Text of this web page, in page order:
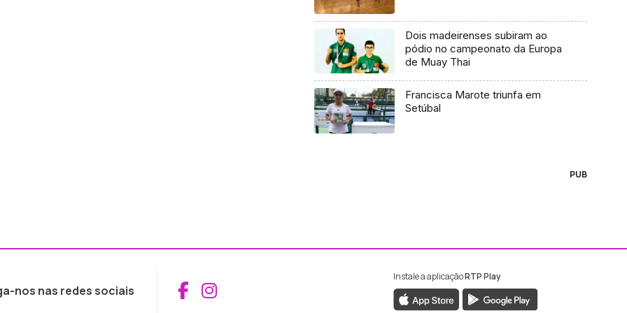
Dois madeirenses subiram ao
pódio no campeonato da Europa
de Muay Thai
Francisca Marote triunfa em
Setúbal
PUB
nos nas redes sociais Aceder ao Facebook da RTP Madeira
Aceder ao Instagram da RTP Madeira
Instale a aplicaçãoRTP Play